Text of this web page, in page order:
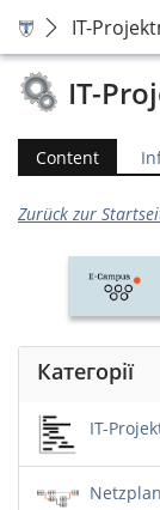
IT-
IT-
Content
Zurück zur
Категорії
IT-